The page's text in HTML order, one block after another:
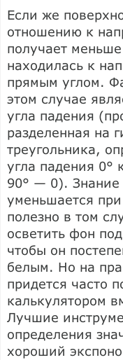
Если же
отношению к
получает
находилась к
прямым углом.
этом случае
угла падения
разделенная на
треугольника,
угла падения 0°
90° — 0). Знание
уменьшается
полезно в том
осветить фон
чтобы он
белым. Но на
придется часто
калькулятором
Лучшие
определения
хороший